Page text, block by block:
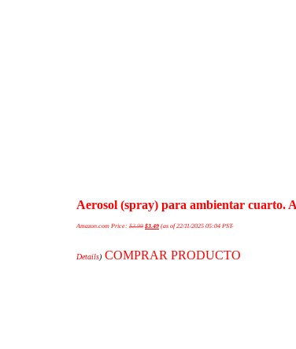
Aerosol (spray) para ambientar cuarto.
Amazon.com Price: $3.99 $3.49 (as of 22/11/2025 05:04 PST-
Details) COMPRAR PRODUCTO